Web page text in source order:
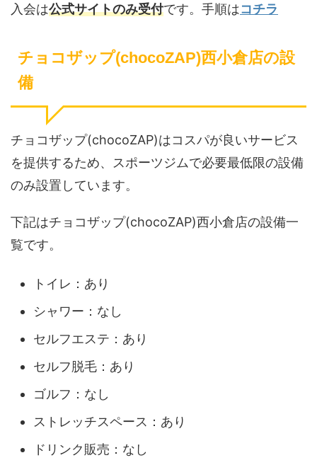
入会は公式サイトのみ受付です。手順はコチラ
チョコザップ(chocoZAP)西小倉店の設
備
チョコザップ(chocoZAP)はコスパが良いサービス
を提供するため、スポーツジムで必要最低限の設備
のみ設置しています。
下記はチョコザップ(chocoZAP)西小倉店の設備一
覧です。
トイレ：あり
シャワー：なし
セルフエステ：あり
セルフ脱毛：あり
ゴルフ：なし
ストレッチスペース：あり
ドリンク販売：なし